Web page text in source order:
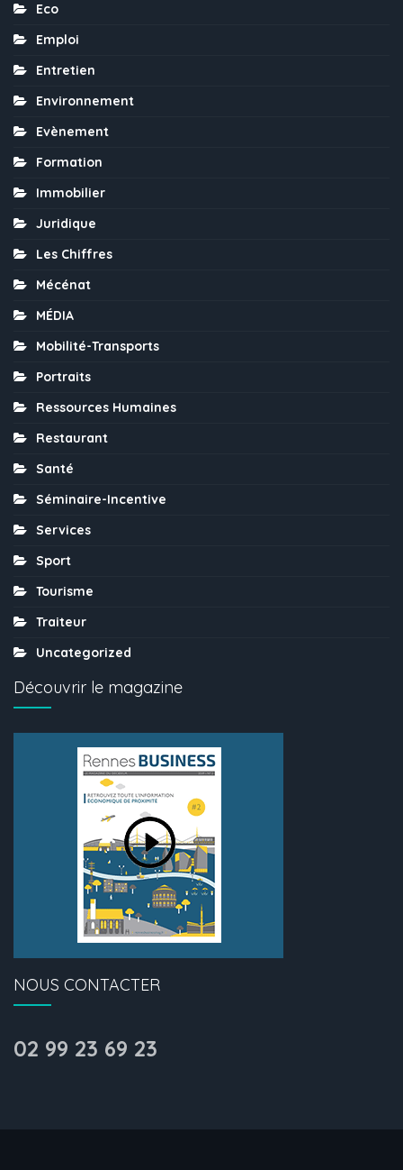
Eco
Emploi
Entretien
Environnement
Evènement
Formation
Immobilier
Juridique
Les Chiffres
Mécénat
MÉDIA
Mobilité-Transports
Portraits
Ressources Humaines
Restaurant
Santé
Séminaire-Incentive
Services
Sport
Tourisme
Traiteur
Uncategorized
Découvrir le magazine
NOUS CONTACTER
02 99 23 69 23